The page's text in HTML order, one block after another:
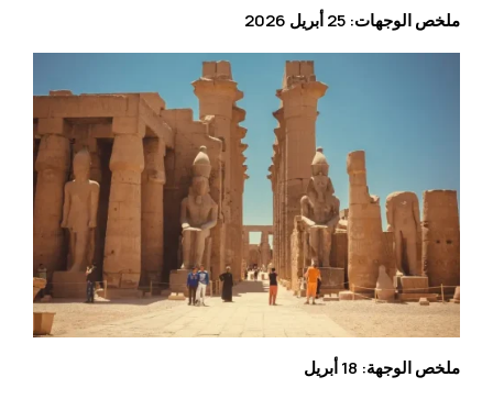
ملخص الوجهات: 25 أبريل 2026
ملخص الوجهة: 18 أبريل